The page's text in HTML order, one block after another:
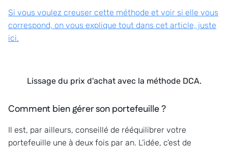
Si vous voulez creuser cette méthode et voir si elle vous
correspond, on vous explique tout dans cet article, juste
ici.
Lissage du prix d'achat avec la méthode DCA.
Comment bien gérer son portefeuille ?
Il est, par ailleurs, conseillé de rééquilibrer votre
portefeuille une à deux fois par an. L’idée, c’est de